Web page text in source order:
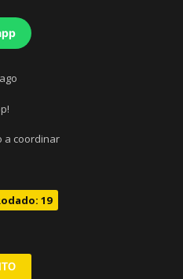
a coordinar
19